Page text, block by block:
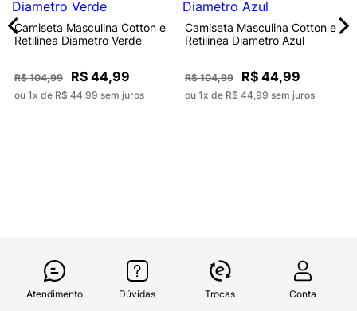
Camiseta Masculina Cotton e
Retilinea Diametro Verde
R$ 104,99 R$ 44,99
ou 1x de R$ 44,99 sem juros
Camiseta Masculina Cotton e
Retilinea Diametro Azul
R$ 104,99 R$ 44,99
ou 1x de R$ 44,99 sem juros
Atendimento Dúvidas Trocas Conta